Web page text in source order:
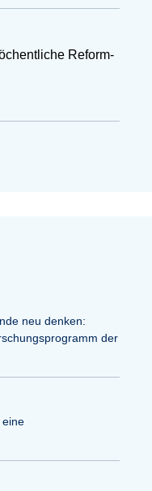
Reform-
neu denken:
der
eine